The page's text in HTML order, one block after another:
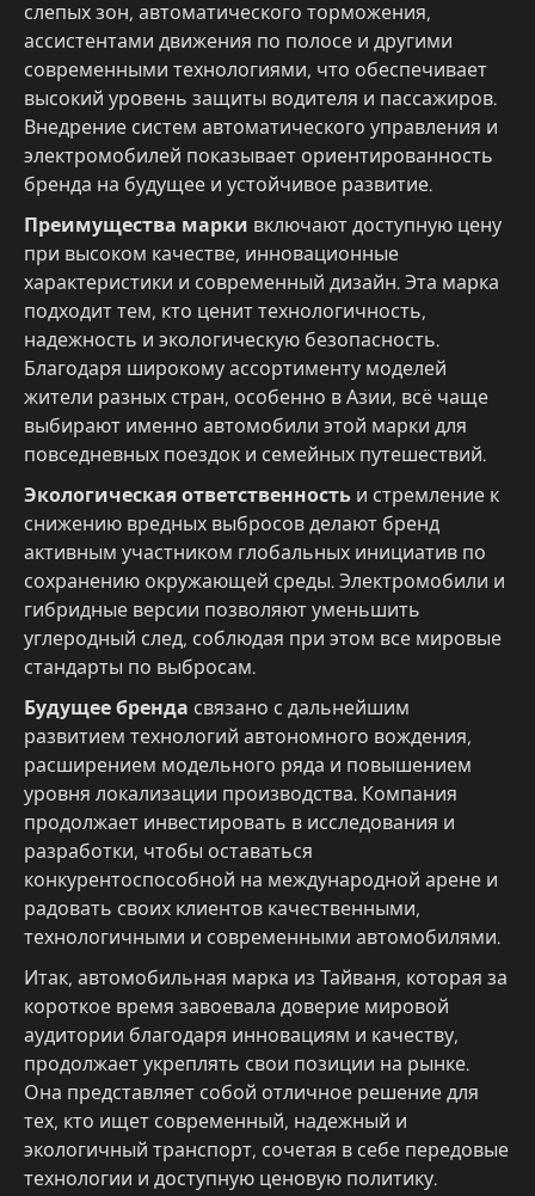
слепых зон, автоматического торможения,
ассистентами движения по полосе и другими
современными технологиями, что обеспечивает
высокий уровень защиты водителя и пассажиров.
Внедрение систем автоматического управления и
электромобилей показывает ориентированность
бренда на будущее и устойчивое развитие.
Преимущества марки включают доступную цену
при высоком качестве, инновационные
характеристики и современный дизайн. Эта марка
подходит тем, кто ценит технологичность,
надежность и экологическую безопасность.
Благодаря широкому ассортименту моделей
жители разных стран, особенно в Азии, всё чаще
выбирают именно автомобили этой марки для
повседневных поездок и семейных путешествий.
Экологическая ответственность и стремление к
снижению вредных выбросов делают бренд
активным участником глобальных инициатив по
сохранению окружающей среды. Электромобили и
гибридные версии позволяют уменьшить
углеродный след, соблюдая при этом все мировые
стандарты по выбросам.
Будущее бренда связано с дальнейшим
развитием технологий автономного вождения,
расширением модельного ряда и повышением
уровня локализации производства. Компания
продолжает инвестировать в исследования и
разработки, чтобы оставаться
конкурентоспособной на международной арене и
радовать своих клиентов качественными,
технологичными и современными автомобилями.
Итак, автомобильная марка из Тайваня, которая за
короткое время завоевала доверие мировой
аудитории благодаря инновациям и качеству,
продолжает укреплять свои позиции на рынке.
Она представляет собой отличное решение для
тех, кто ищет современный, надежный и
экологичный транспорт, сочетая в себе передовые
технологии и доступную ценовую политику.